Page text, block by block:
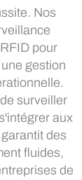
Nos
pour
gestion
surveiller
aux
des
fluides,
de